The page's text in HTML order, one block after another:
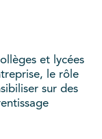
et lycées
le rôle
sur des